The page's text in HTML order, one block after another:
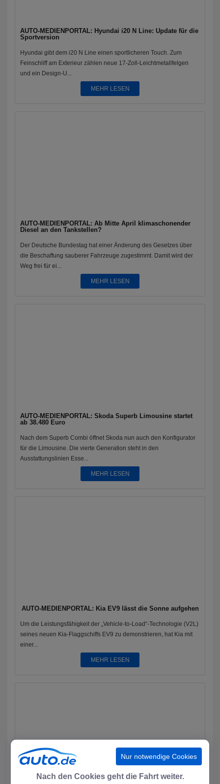
AUTO-MEDIENPORTAL: Hyundai i20 N Line: Update für die
Sportversion
Hyundai gibt dem i20 N Line einen sportlicheren Touch. Zum
Feinschliff am Exterieur zählen neue 17-Zoll-Leichtmetallfelgen
und ein Design-U...
MEHR LESEN
AUTO-MEDIENPORTAL: Ab Mitte April klimaschonender
Diesel an den Tankstellen?
Der Deutsche Bundestag hat einer Änderung des Gesetzes über
die Beschaffung sauberer Fahrzeuge zugestimmt. Damit wird der
Weg frei für ei...
MEHR LESEN
AUTO-MEDIENPORTAL: Skoda Superb Limousine startet
ab 38.480 Euro
Nach dem Superb Combi öffnet Skoda nun auch den Konfigurator
für die Limousine. Die vierte Generation steht in den
Ausstattungslinien Esse...
MEHR LESEN
AUTO-MEDIENPORTAL: Kia EV9 lässt die Sonne aufgehen
Um die Leistungsfähigkeit der „Vehicle-to-Load“-Technologie (V2L)
seines neuen Kia-Flaggschiffs EV9 zu demonstrieren, hat Kia mit
einer...
MEHR LESEN
Nur notwendige Cookies
Nach den Cookies geht die Fahrt weiter.